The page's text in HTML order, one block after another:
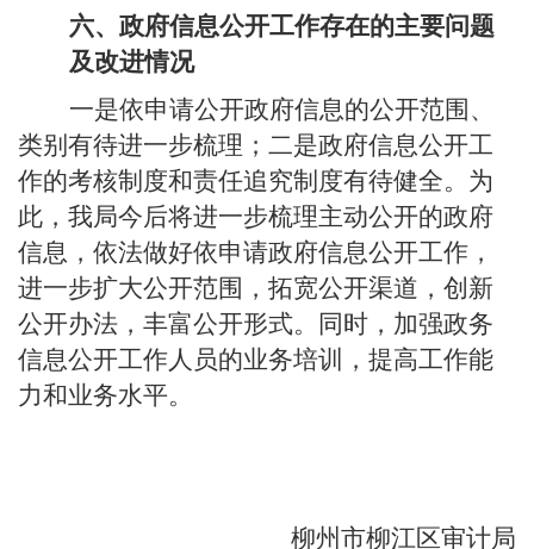
六、 政府信息公开工作存在的主要问题
及改进情况
一是依申请公开政府信息的公开范围、
类别有待进一步梳理；二是政府信息公开工
作的考核制度和责任追究制度有待健全。为
此，我局今后将进一步梳理主动公开的政府
信息，依法做好依申请政府信息公开工作，
进一步扩大公开范围，拓宽公开渠道，创新
公开办法，丰富公开形式。同时，加强政务
信息公开工作人员的业务培训，提高工作能
力和业务水平。
柳州市柳江区审计局